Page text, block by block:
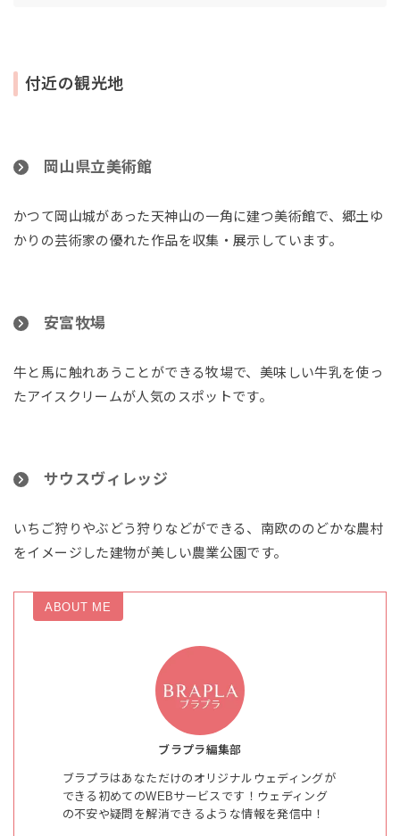
付近の観光地
岡山県立美術館
かつて岡山城があった天神山の一角に建つ美術館で、郷土ゆ
かりの芸術家の優れた作品を収集・展示しています。
安富牧場
牛と馬に触れあうことができる牧場で、美味しい牛乳を使っ
たアイスクリームが人気のスポットです。
サウスヴィレッジ
いちご狩りやぶどう狩りなどができる、南欧ののどかな農村
をイメージした建物が美しい農業公園です。
ABOUT ME
ブラプラ編集部
ブラプラはあなただけのオリジナルウェディングが
できる初めてのWEBサービスです！ウェディング
の不安や疑問を解消できるような情報を発信中！